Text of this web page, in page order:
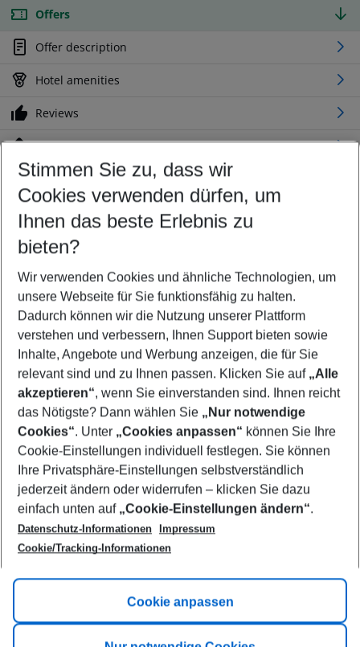
Offers
Offer description
Hotel amenities
Reviews
Location
Customize your offer
Find the perfect deal which suits your best
Your departure airport
Any airport
Select your date range
09/08/26–07/08/27 5-8 nights
Who will travel
2 adults No children
Show more filter
Footer
Footer navigation
Title A
Link A
Stimmen Sie zu, dass wir
Cookies verwenden dürfen, um
Ihnen das beste Erlebnis zu
bieten?
Wir verwenden Cookies und ähnliche Technologien, um
unsere Webseite für Sie funktionsfähig zu halten.
Dadurch können wir die Nutzung unserer Plattform
verstehen und verbessern, Ihnen Support bieten sowie
Inhalte, Angebote und Werbung anzeigen, die für Sie
relevant sind und zu Ihnen passen. Klicken Sie auf „Alle
akzeptieren“, wenn Sie einverstanden sind. Ihnen reicht
das Nötigste? Dann wählen Sie „Nur notwendige
Cookies“. Unter „Cookies anpassen“ können Sie Ihre
Cookie-Einstellungen individuell festlegen. Sie können
Ihre Privatsphäre-Einstellungen selbstverständlich
jederzeit ändern oder widerrufen – klicken Sie dazu
einfach unten auf „Cookie-Einstellungen ändern“.
Datenschutz-Informationen
Impressum
Cookie/Tracking-Informationen
Cookie anpassen